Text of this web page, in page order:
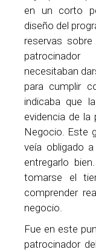
en un corto
diseño del
reservas
necesitaban
para cumplir
indicaba que
evidencia de la
Negocio. Este
veía obligado
entregarlo
tomarse el
comprender
negocio.
Fue en este
patrocinador